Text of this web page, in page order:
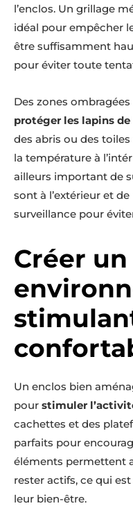
l’enclos. Un grillage
idéal pour empêcher
être suffisamment
pour éviter toute
Des zones
protéger les lapins
des abris ou des
la température à
ailleurs important de
sont à l’extérieur et
surveillance pour
Créer un
Un enclos bien
pour stimuler
cachettes et des
parfaits pour
éléments permettent
rester actifs, ce qui
leur bien-être.